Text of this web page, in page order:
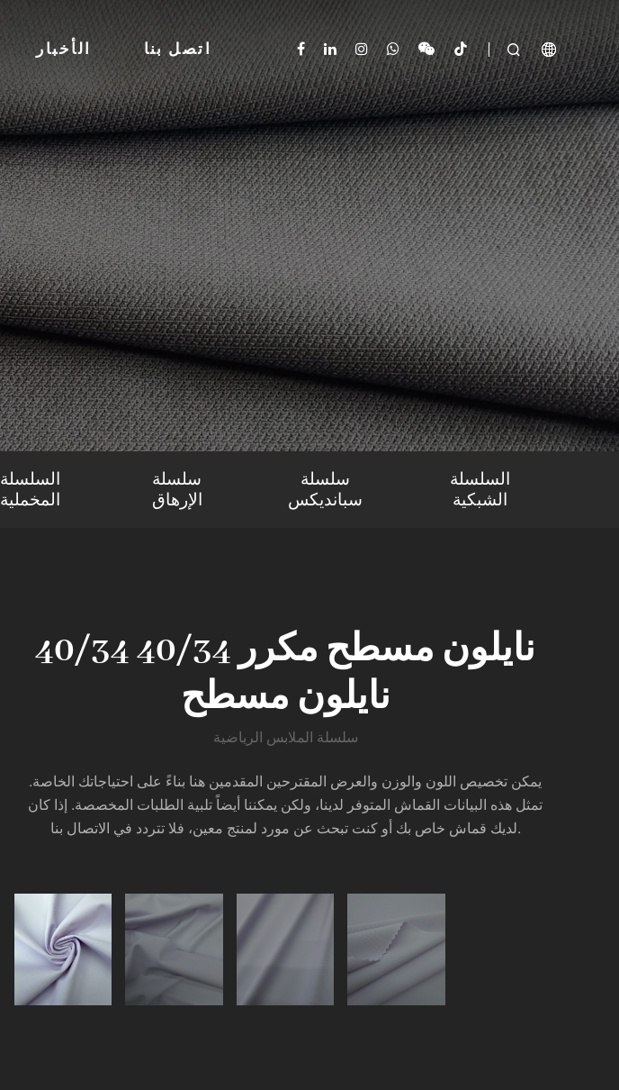
الأخبار اتصل بنا   
السلسلة
المخملية
سلسلة
الإرهاق
سلسلة
سبانديكس
السلسلة
الشبكية
40/34 نايلون مسطح مكرر 40/34
نايلون مسطح
سلسلة الملابس الرياضية
يمكن تخصيص اللون والوزن والعرض المقترحين المقدمين هنا بناءً على احتياجاتك الخاصة.
تمثل هذه البيانات القماش المتوفر لدينا، ولكن يمكننا أيضاً تلبية الطلبات المخصصة. إذا كان
لديك قماش خاص بك أو كنت تبحث عن مورد لمنتج معين، فلا تتردد في الاتصال بنا.